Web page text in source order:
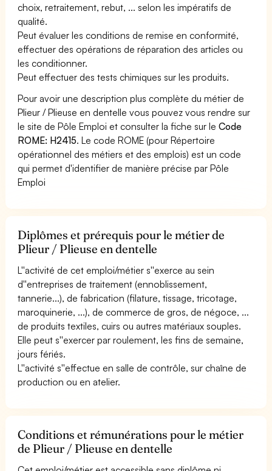
choix, retraitement, rebut, ... selon les impératifs de
qualité.
Peut évaluer les conditions de remise en conformité,
effectuer des opérations de réparation des articles ou
les conditionner.
Peut effectuer des tests chimiques sur les produits.
Pour avoir une description plus complète du métier de
Plieur / Plieuse en dentelle vous pouvez vous rendre sur
le site de Pôle Emploi et consulter la fiche sur leCode
ROME: H2415. Le code ROME (pour Répertoire
opérationnel des métiers et des emplois) est un code
qui permet d'identifier de manière précise par Pôle
Emploi
Diplômes et prérequis pour le métier de
Plieur / Plieuse en dentelle
L''activité de cet emploi/métier s''exerce au sein
d''entreprises de traitement (ennoblissement,
tannerie...), de fabrication (filature, tissage, tricotage,
maroquinerie, ...), de commerce de gros, de négoce, ...
de produits textiles, cuirs ou autres matériaux souples.
Elle peut s''exercer par roulement, les fins de semaine,
jours fériés.
L''activité s''effectue en salle de contrôle, sur chaîne de
production ou en atelier.
Conditions et rémunérations pour le métier
de Plieur / Plieuse en dentelle